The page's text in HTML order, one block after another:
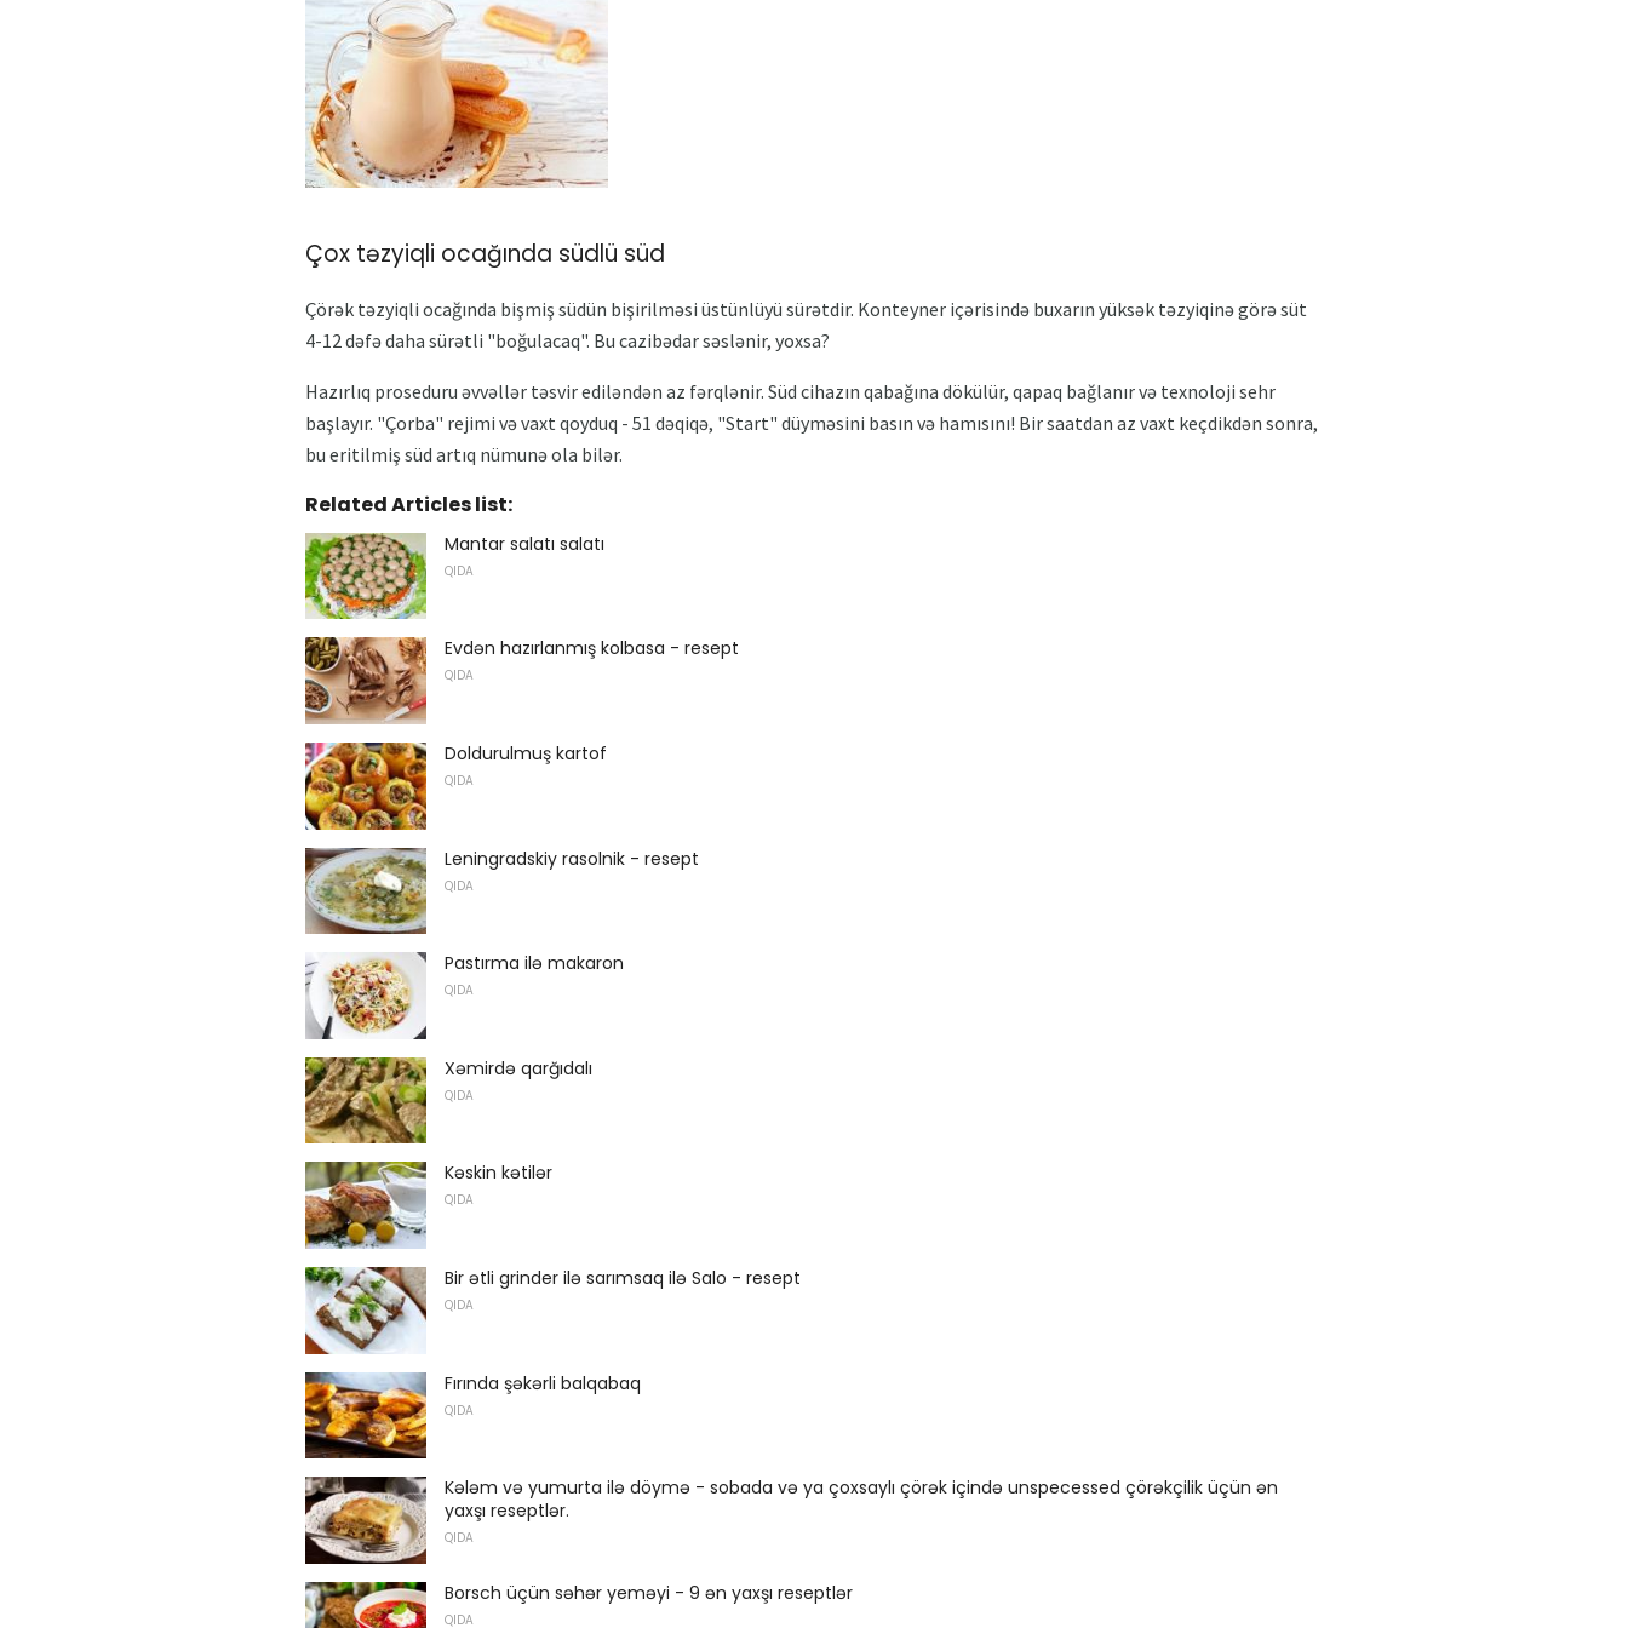
Çox təzyiqli ocağında südlü süd
Çörək təzyiqli ocağında bişmiş südün bişirilməsi üstünlüyü sürətdir. Konteyner içərisində buxarın yüksək təzyiqinə görə süt
4-12 dəfə daha sürətli "boğulacaq". Bu cazibədar səslənir, yoxsa?
Hazırlıq proseduru əvvəllər təsvir ediləndən az fərqlənir. Süd cihazın qabağına dökülür, qapaq bağlanır və texnoloji sehr
başlayır. "Çorba" rejimi və vaxt qoyduq - 51 dəqiqə, "Start" düyməsini basın və hamısını! Bir saatdan az vaxt keçdikdən sonra,
bu eritilmiş süd artıq nümunə ola bilər.
Related Articles list:
Mantar salatı salatı
QIDA
Evdən hazırlanmış kolbasa - resept
QIDA
Doldurulmuş kartof
QIDA
Leningradskiy rasolnik - resept
QIDA
Pastırma ilə makaron
QIDA
Xəmirdə qarğıdalı
QIDA
Kəskin kətilər
QIDA
Bir ətli grinder ilə sarımsaq ilə Salo - resept
QIDA
Fırında şəkərli balqabaq
QIDA
Kələm və yumurta ilə döymə - sobada və ya çoxsaylı çörək içində unspecessed çörəkçilik üçün ən
yaxşı reseptlər.
QIDA
Borsch üçün səhər yeməyi - 9 ən yaxşı reseptlər
QIDA